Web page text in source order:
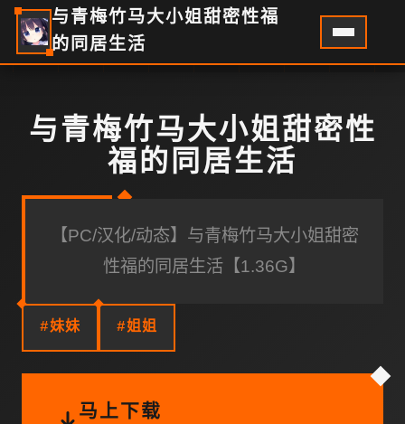
与青梅竹马大小姐甜密性福
的同居生活
与青梅竹马大小姐甜密性
福的同居生活
【PC/汉化/动态】与青梅竹马大小姐甜密
性福的同居生活【1.36G】
#妹妹 #姐姐
马上下载